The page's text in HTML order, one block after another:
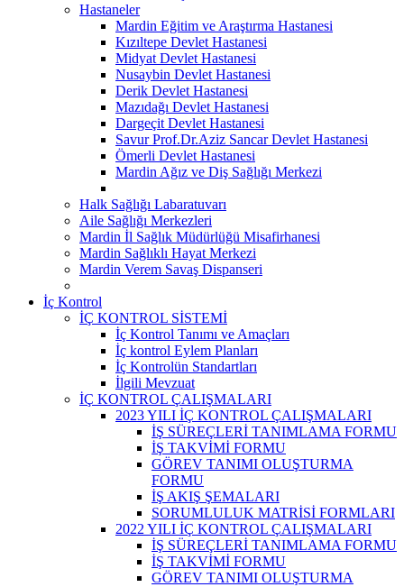
Hastaneler
Mardin Eğitim ve Araştırma Hastanesi
Kızıltepe Devlet Hastanesi
Midyat Devlet Hastanesi
Nusaybin Devlet Hastanesi
Derik Devlet Hastanesi
Mazıdağı Devlet Hastanesi
Dargeçit Devlet Hastanesi
Savur Prof.Dr.Aziz Sancar Devlet Hastanesi
Ömerli Devlet Hastanesi
Mardin Ağız ve Diş Sağlığı Merkezi
Halk Sağlığı Labaratuvarı
Aile Sağlığı Merkezleri
Mardin İl Sağlık Müdürlüğü Misafirhanesi
Mardin Sağlıklı Hayat Merkezi
Mardin Verem Savaş Dispanseri
İç Kontrol
İÇ KONTROL SİSTEMİ
İç Kontrol Tanımı ve Amaçları
İç kontrol Eylem Planları
İç Kontrolün Standartları
İlgili Mevzuat
İÇ KONTROL ÇALIŞMALARI
2023 YILI İÇ KONTROL ÇALIŞMALARI
İŞ SÜREÇLERİ TANIMLAMA FORMU
İŞ TAKVİMİ FORMU
GÖREV TANIMI OLUŞTURMA
FORMU
İŞ AKIŞ ŞEMALARI
SORUMLULUK MATRİSİ FORMLARI
2022 YILI İÇ KONTROL ÇALIŞMALARI
İŞ SÜREÇLERİ TANIMLAMA FORMU
İŞ TAKVİMİ FORMU
GÖREV TANIMI OLUŞTURMA